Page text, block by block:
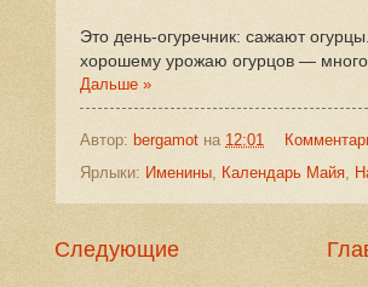
Это день-огуречник: сажают
хорошему урожаю огурцов —
Дальше »
Автор: bergamot на 12:01
Ярлыки: Именины Календарь Майя
Следующие